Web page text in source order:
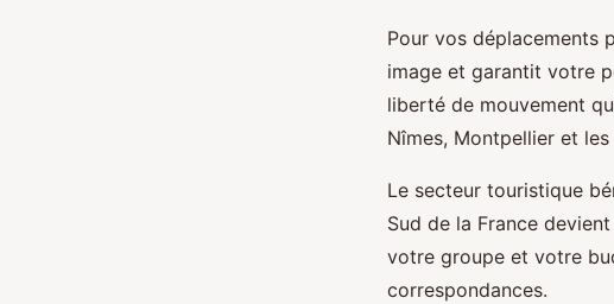
Pour vos déplacements
image et garantit votre
liberté de mouvement
Nîmes, Montpellier et
Le secteur touristique
Sud de la France
votre groupe et votre
correspondances.